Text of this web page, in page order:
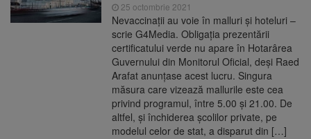
25 octombrie 2021
Nevaccinații au voie în malluri și hoteluri –
scrie G4Media. Obligația prezentării
certificatului verde nu apare în Hotarârea
Guvernului din Monitorul Oficial, deși Raed
Arafat anunțase acest lucru. Singura
măsura care vizează mallurile este cea
privind programul, între 5.00 și 21.00. De
altfel, și închiderea școlilor private, pe
modelul celor de stat, a disparut din […]